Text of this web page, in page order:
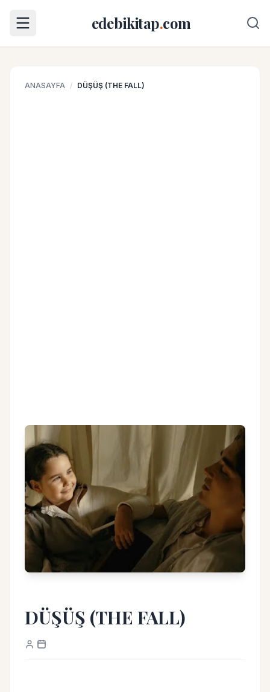
edebikitap.com
ANASAYFA / DÜŞÜŞ (THE FALL)
DÜŞÜŞ (THE FALL)